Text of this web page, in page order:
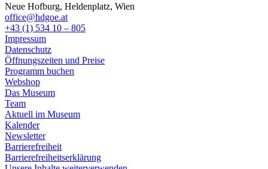
Neue Hofburg, Heldenplatz, Wien
office@hdgoe.at
+43 (1) 534 10 – 805
Impressum
Datenschutz
Öffnungszeiten und Preise
Programm buchen
Webshop
Das Museum
Team
Aktuell im Museum
Kalender
Newsletter
Barrierefreiheit
Barrierefreiheitserklärung